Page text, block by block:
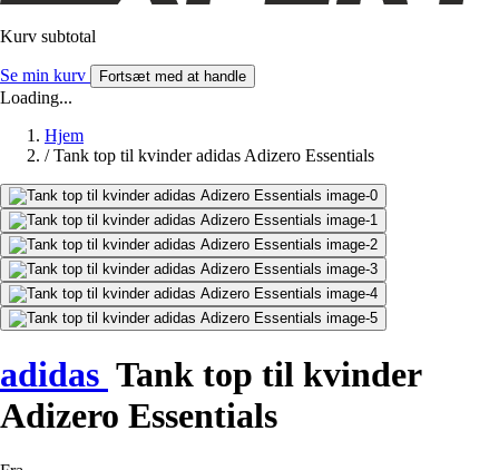
Kurv subtotal
Se min kurv Fortsæt med at handle
Loading...
Hjem
/ Tank top til kvinder adidas Adizero Essentials
adidas Tank top til kvinder
Adizero Essentials